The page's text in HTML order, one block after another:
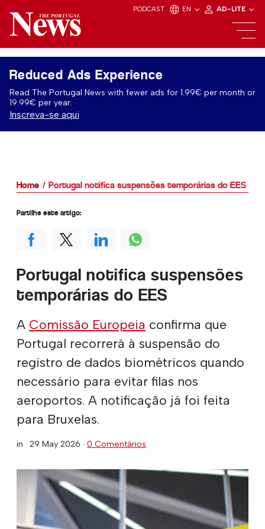
PODCAST EN AD-LITE
Reduced Ads Experience
Read The Portugal News with fewer ads for 1.99€ per month or
19.99€ per year.
Inscreva-se aqui
Home Portugal notifica suspensões temporárias do EES
Portugal notifica suspensões
temporárias do EES
A Comissão Europeia confirma que
Portugal recorrerá à suspensão do
registro de dados biométricos quando
necessário para evitar filas nos
aeroportos. A notificação já foi feita
para Bruxelas.
in · 29 May 2026 · 0 Comentários
Partilhe este artigo: